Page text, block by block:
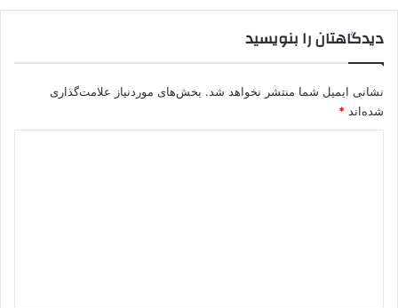
دیدگاهتان را بنویسید
نشانی ایمیل شما منتشر نخواهد شد. بخش‌های موردنیاز علامت‌گذاری
شده‌اند *